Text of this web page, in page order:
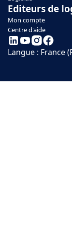
Editeurs de
Mon compte
Centre d'aide
Langue : France